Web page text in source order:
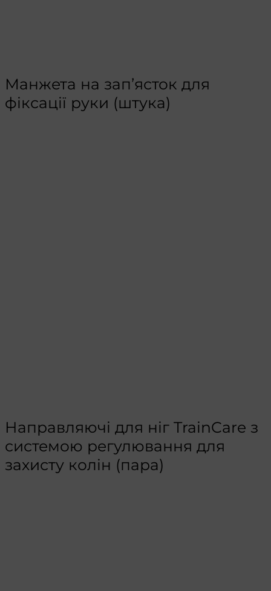
Манжета на зап’ясток для
фіксації руки (штука)
Направляючі для ніг TrainCare з
системою регулювання для
захисту колін (пара)